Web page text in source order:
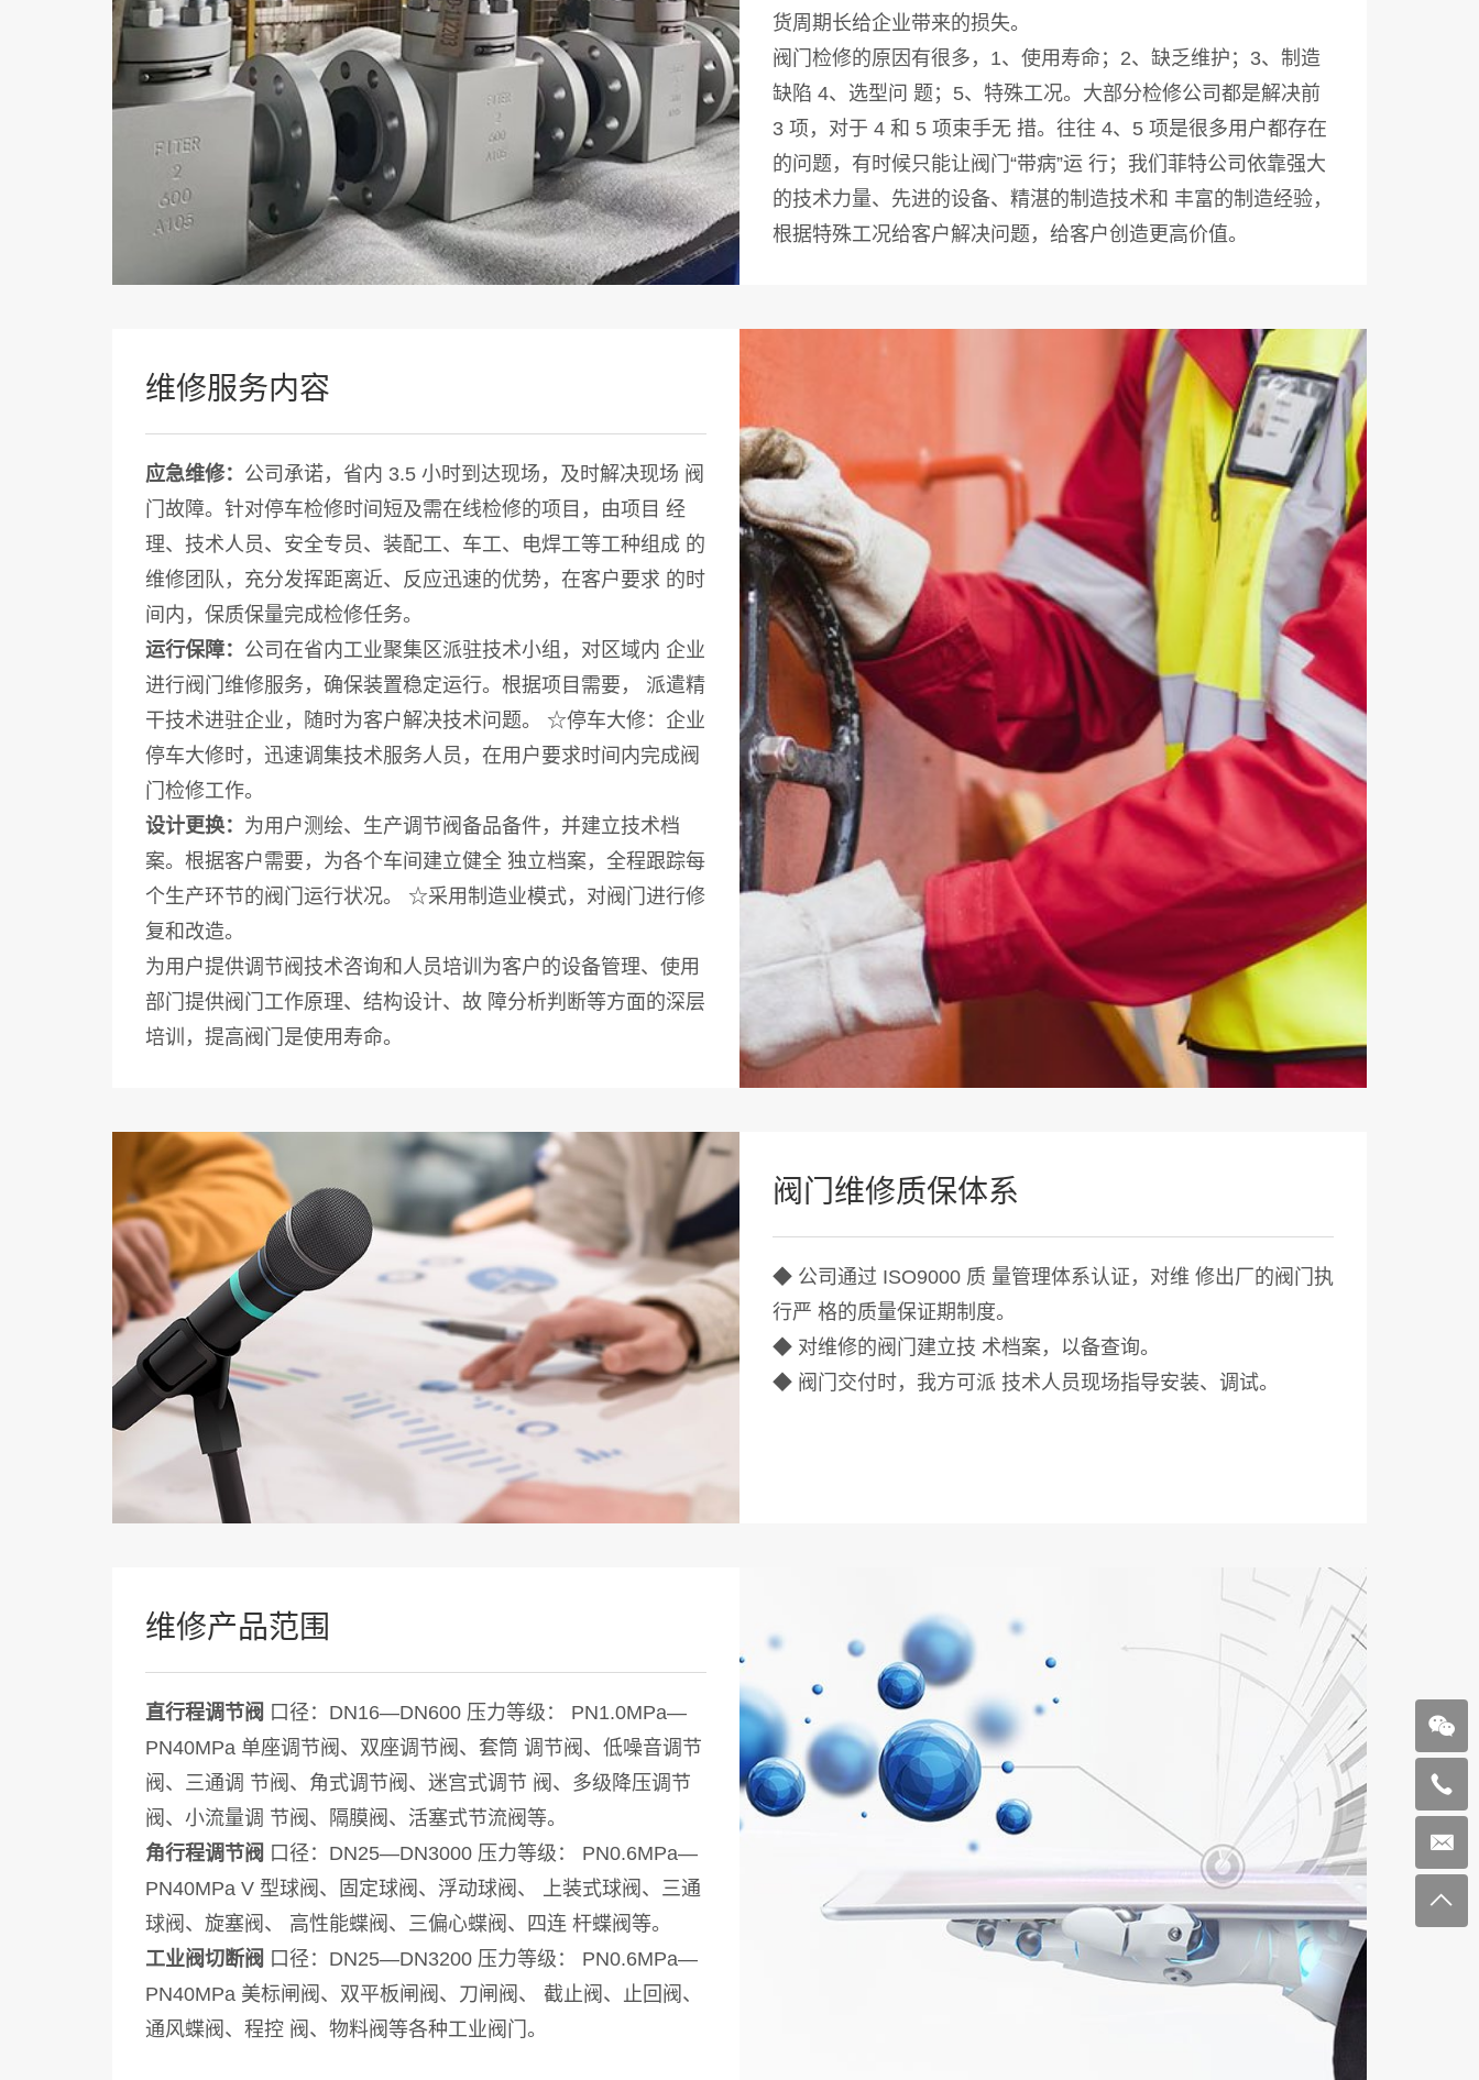
货周期长给企业带来的损失。
阀门检修的原因有很多，1、使用寿命；2、缺乏维护；3、制造
缺陷 4、选型问 题；5、特殊工况。大部分检修公司都是解决前
3 项，对于 4 和 5 项束手无 措。往往 4、5 项是很多用户都存在
的问题，有时候只能让阀门“带病”运 行；我们菲特公司依靠强大
的技术力量、先进的设备、精湛的制造技术和 丰富的制造经验，
根据特殊工况给客户解决问题，给客户创造更高价值。
维修服务内容
应急维修： 公司承诺，省内 3.5 小时到达现场，及时解决现场 阀
门故障。针对停车检修时间短及需在线检修的项目，由项目 经
理、技术人员、安全专员、装配工、车工、电焊工等工种组成 的
维修团队，充分发挥距离近、反应迅速的优势，在客户要求 的时
间内，保质保量完成检修任务。
运行保障： 公司在省内工业聚集区派驻技术小组，对区域内 企业
进行阀门维修服务，确保装置稳定运行。根据项目需要， 派遣精
干技术进驻企业，随时为客户解决技术问题。 ☆停车大修：企业
停车大修时，迅速调集技术服务人员，在用户要求时间内完成阀
门检修工作。
设计更换： 为用户测绘、生产调节阀备品备件，并建立技术档
案。根据客户需要，为各个车间建立健全 独立档案，全程跟踪每
个生产环节的阀门运行状况。 ☆采用制造业模式，对阀门进行修
复和改造。
为用户提供调节阀技术咨询和人员培训为客户的设备管理、使用
部门提供阀门工作原理、结构设计、故 障分析判断等方面的深层
培训，提高阀门是使用寿命。
阀门维修质保体系
◆ 公司通过 ISO9000 质 量管理体系认证，对维 修出厂的阀门执
行严 格的质量保证期制度。
◆ 对维修的阀门建立技 术档案，以备查询。
◆ 阀门交付时，我方可派 技术人员现场指导安装、调试。
维修产品范围
直行程调节阀 口径：DN16—DN600 压力等级： PN1.0MPa—
PN40MPa 单座调节阀、双座调节阀、套筒 调节阀、低噪音调节
阀、三通调 节阀、角式调节阀、迷宫式调节 阀、多级降压调节
阀、小流量调 节阀、隔膜阀、活塞式节流阀等。
角行程调节阀 口径：DN25—DN3000 压力等级： PN0.6MPa—
PN40MPa V 型球阀、固定球阀、浮动球阀、 上装式球阀、三通
球阀、旋塞阀、 高性能蝶阀、三偏心蝶阀、四连 杆蝶阀等。
工业阀切断阀 口径：DN25—DN3200 压力等级： PN0.6MPa—
PN40MPa 美标闸阀、双平板闸阀、刀闸阀、 截止阀、止回阀、
通风蝶阀、程控 阀、物料阀等各种工业阀门。